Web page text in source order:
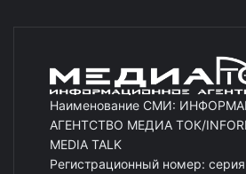
Наименование СМИ:
АГЕНТСТВО МЕДИА ТОК/
MEDIA TALK
Регистрационный номер: